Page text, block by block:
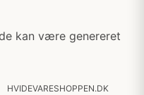
kan være genereret
HVIDEVARESHOPPEN.DK